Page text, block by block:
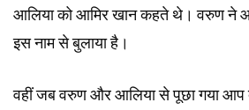
आलिया को आमिर खान कहते थे। वरुण ने
इस नाम से बुलाया है।
वहीं जब वरुण और आलिया से पूछा गया आप